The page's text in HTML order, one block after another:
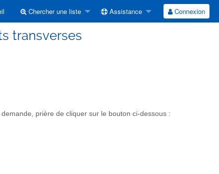
Chercher une liste Assistance Connexion
transverses
prière de cliquer sur le bouton ci-dessous :